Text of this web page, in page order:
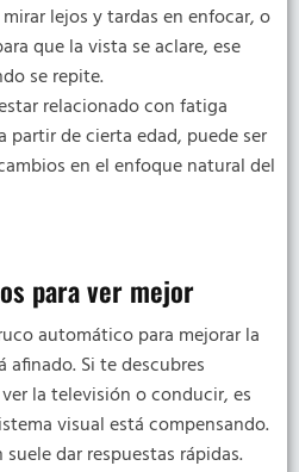
lejos y tardas en enfocar, o
que la vista se aclare, ese
se repite.
relacionado con fatiga
partir de cierta edad, puede ser
en el enfoque natural del
para ver mejor
automático para mejorar la
Si te descubres
la televisión o conducir, es
visual está compensando.
dar respuestas rápidas.